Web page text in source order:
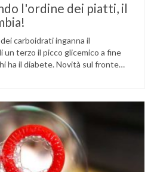
l'ordine dei piatti, il
carboidrati inganna il
un terzo il picco glicemico a fine
ha il diabete. Novità sul fronte
ed evitare che gli zuccheri …